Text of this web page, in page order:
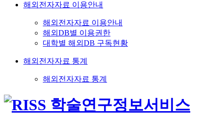
해외전자자료 이용안내
해외전자자료 이용안내
해외DB별 이용권한
대학별 해외DB 구독현황
해외전자자료 통계
해외전자자료 통계